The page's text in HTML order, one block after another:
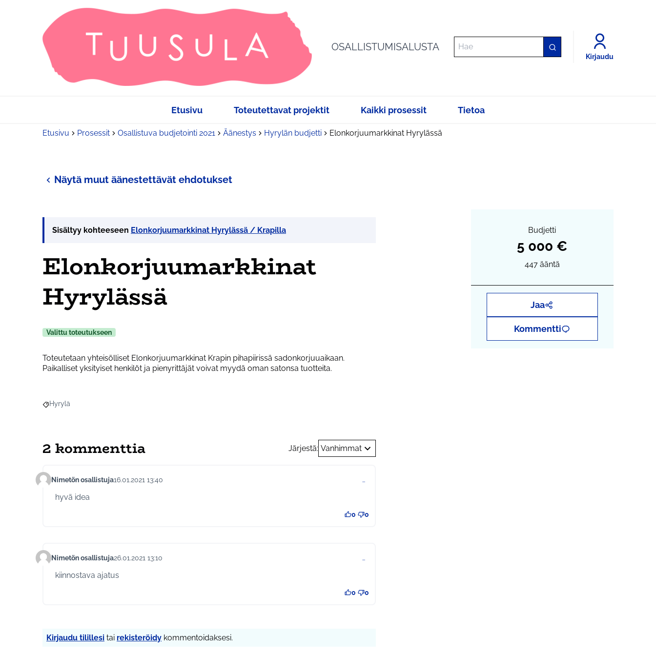
OSALLISTUMISALUSTA
Kirjaudu
Etusivu Toteutettavat projektit Kaikki prosessit Tietoa
Etusivu Prosessit Osallistuva budjetointi 2021 Äänestys Hyrylän budjetti Elonkorjuumarkkinat Hyrylässä
Näytä muut äänestettävät ehdotukset
Sisältyy kohteeseen Elonkorjuumarkkinat Hyrylässä / Krapilla
Elonkorjuumarkkinat
Hyrylässä
Valittu toteutukseen
Toteutetaan yhteisölliset Elonkorjuumarkkinat Krapin pihapiirissä sadonkorjuuaikaan.
Paikalliset yksityiset henkilöt ja pienyrittäjät voivat myydä oman satonsa tuotteita.
Rajaa tulokset aihepiirin mukaan: Hyrylä
Hyrylä
Budjetti
5 000 €
447 ääntä
Jaa
Kommentti
2 kommenttia Järjestä: Vanhimmat
Kommentti 427
Nimetön osallistuja16.01.2021 13:40 …
hyvä idea
0 0
Kommentti 447
Nimetön osallistuja26.01.2021 13:10 …
kiinnostava ajatus
0 0
Kirjaudu tilillesi tai rekisteröidy kommentoidaksesi.